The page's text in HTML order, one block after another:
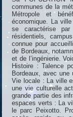
communes de la
Métropole et
économique. La
se caractérise par
résidentiels,
connue pour
de Bordeaux,
et de l’ingénierie.
Histoire : Talence
Bordeaux, avec une
Vie locale : La ville
une vie culturelle
grande partie des
espaces verts : La
le parc Peixotto.